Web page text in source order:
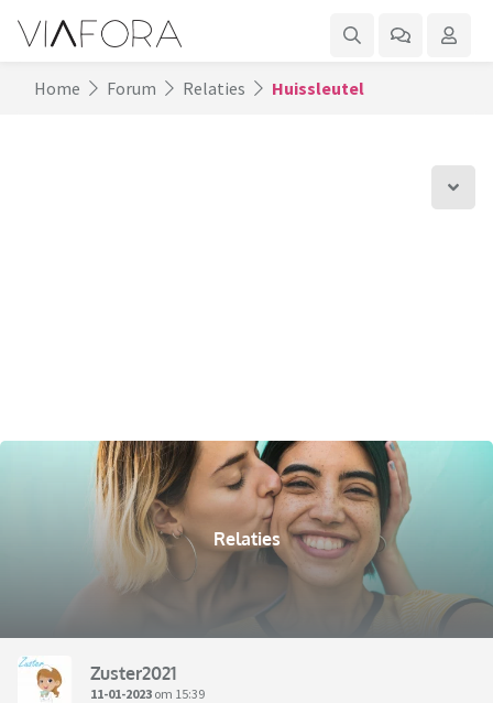
Home Forum Relaties Huissleutel
Relaties
Zuster2021
11-01-2023 om 15:39